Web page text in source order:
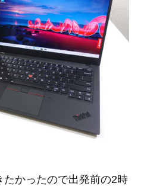
かったので出発前の2時